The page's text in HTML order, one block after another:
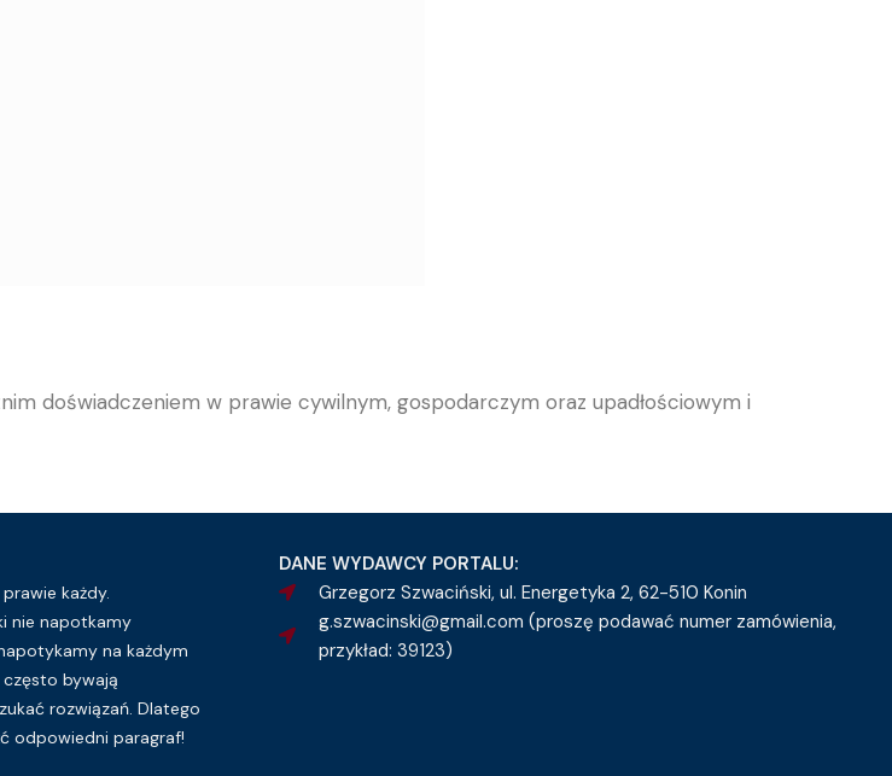
doświadczeniem w prawie cywilnym, gospodarczym oraz upadłościowym i
każdy.
nie napotkamy
na każdym
często bywają
rozwiązań. Dlatego
odpowiedni paragraf!
DANE WYDAWCY PORTALU:
Grzegorz Szwaciński, ul. Energetyka 2, 62-510 Konin
g.szwacinski@gmail.com (proszę podawać numer zamówienia,
przykład: 39123)